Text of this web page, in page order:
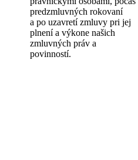
predzmluvných rokovaní
a po uzavretí zmluvy pri jej
plnení a výkone našich
zmluvných práv a
povinností.